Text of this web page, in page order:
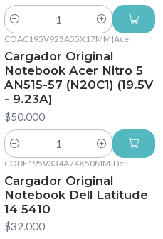
Cantidad
COAC195V923A55X17MM |Acer
Cargador Original
Notebook Acer Nitro 5
AN515-57 (N20C1) (19.5V
- 9.23A)
$50.000
Cantidad
CODE195V334A74X50MM |Dell
Cargador Original
Notebook Dell Latitude
14 5410
$32.000